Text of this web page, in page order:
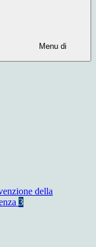
Menu di
della
3